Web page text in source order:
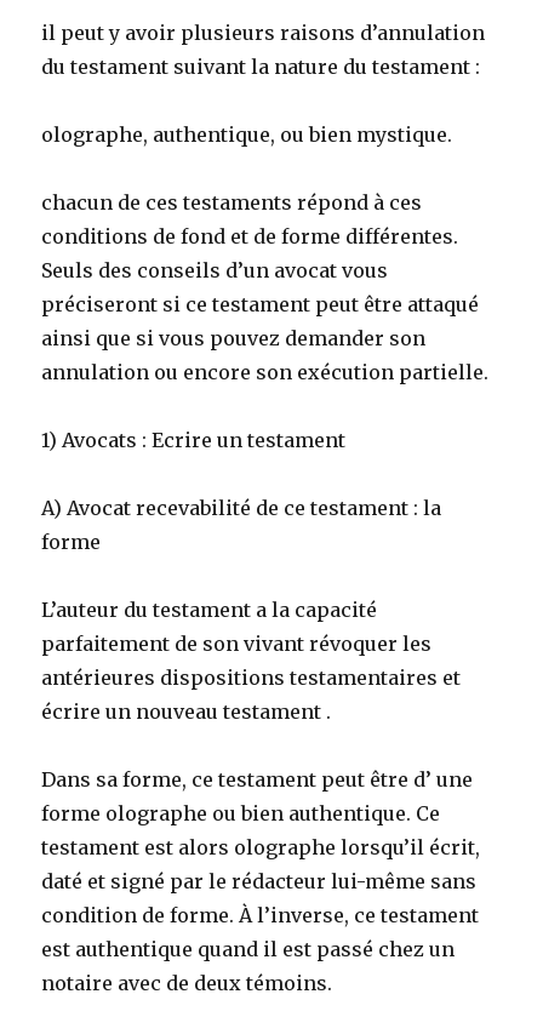
il peut y avoir plusieurs raisons d’annulation
du testament suivant la nature du testament :
olographe, authentique, ou bien mystique.
chacun de ces testaments répond à ces
conditions de fond et de forme différentes.
Seuls des conseils d’un avocat vous
préciseront si ce testament peut être attaqué
ainsi que si vous pouvez demander son
annulation ou encore son exécution partielle.
1) Avocats : Ecrire un testament
A) Avocat recevabilité de ce testament : la
forme
L’auteur du testament a la capacité
parfaitement de son vivant révoquer les
antérieures dispositions testamentaires et
écrire un nouveau testament .
Dans sa forme, ce testament peut être d’ une
forme olographe ou bien authentique. Ce
testament est alors olographe lorsqu’il écrit,
daté et signé par le rédacteur lui-même sans
condition de forme. À l’inverse, ce testament
est authentique quand il est passé chez un
notaire avec de deux témoins.